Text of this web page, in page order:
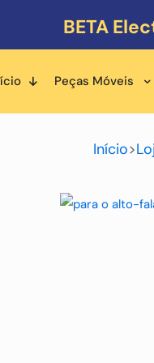
BETA
Peças Móveis
Início>